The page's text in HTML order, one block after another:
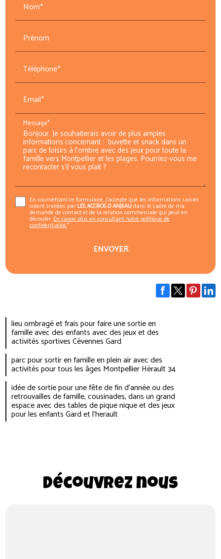
Nom*
Prénom
Téléphone*
Email*
Message*
En soumettant ce formulaire, j'accepte que les informations saisies
soient traitées par LES ACCROS D ANJEAUdans le cadre de ma
demande de contact et de la relation commerciale qui peut en
découler. En savoir plus en consultant notre politique de
confidentialité.*
lieu ombragé et frais pour faire une sortie en
famille avec des enfants avec des jeux et des
activités sportives Cévennes Gard
parc pour sortir en famille en plein air avec des
activités pour tous les âges Montpellier Hérault 34
idée de sortie pour une fête de fin d'année ou des
retrouvailles de famille, cousinades, dans un grand
espace avec des tables de pique nique et des jeux
pour les enfants Gard et l'herault
Découvrez nous